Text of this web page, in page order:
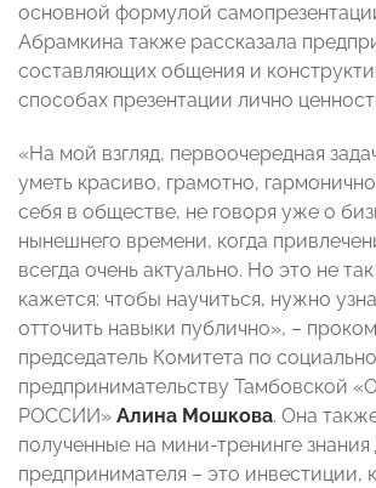
основной формулой
Абрамкина также рассказала
составляющих общения и
способах презентации лично
«На мой взгляд, первоочередная
уметь красиво, грамотно,
себя в обществе, не говоря уже о
нынешнего времени, когда
всегда очень актуально. Но это не
кажется: чтобы научиться, нужно
отточить навыки публично», –
председатель Комитета по
предпринимательству Тамбовской
РОССИИ» Алина Мошкова. Она
полученные на мини-тренинге знания
предпринимателя – это инвестиции,